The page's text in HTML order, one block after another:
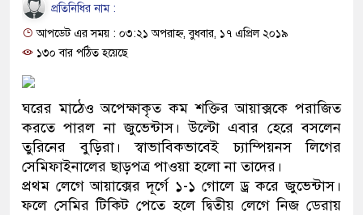
মানবিক অঙ্গীকার ধারণ করে ড্যাব ভবিষ্যতেও মানুষের পাশে
দাঁড়াবে : ডা. জুবাইদা রহমান
ও বিশ্বাসযোগ্য: প্রধানমন্ত্রী
মাননীয় প্রধানমন্ত্রী, মন্ত্রীবর্গ ও সরকারের উচ্চপর্যায়ের
সিল-স্বাক্ষর জালিয়াতি চক্রের পাঁচ সদস্য গ্রেফতার; বিপুল আলামত
প্রতিনিধির নাম :
আপডেট এর সময় : ০৩:২১ অপরাহ্ন, বুধবার, ১৭ এপ্রিল ২০১৯
১৩০ বার পঠিত হয়েছে
ঘরের মাঠেও অপেক্ষাকৃত কম শক্তির আয়াক্সকে পরাজিত
করতে পারল না জুভেন্টাস। উল্টো এবার হেরে বসলেন
তুরিনের বুড়িরা। স্বাভাবিকভাবেই চ্যাম্পিয়নস লিগের
সেমিফাইনালের ছাড়পত্র পাওয়া হলো না তাদের।
প্রথম লেগে আয়াক্সের দূর্গে ১-১ গোলে ড্র করে জুভেন্টাস।
ফলে সেমির টিকিট পেতে হলে দ্বিতীয় লেগে নিজ ডেরায়